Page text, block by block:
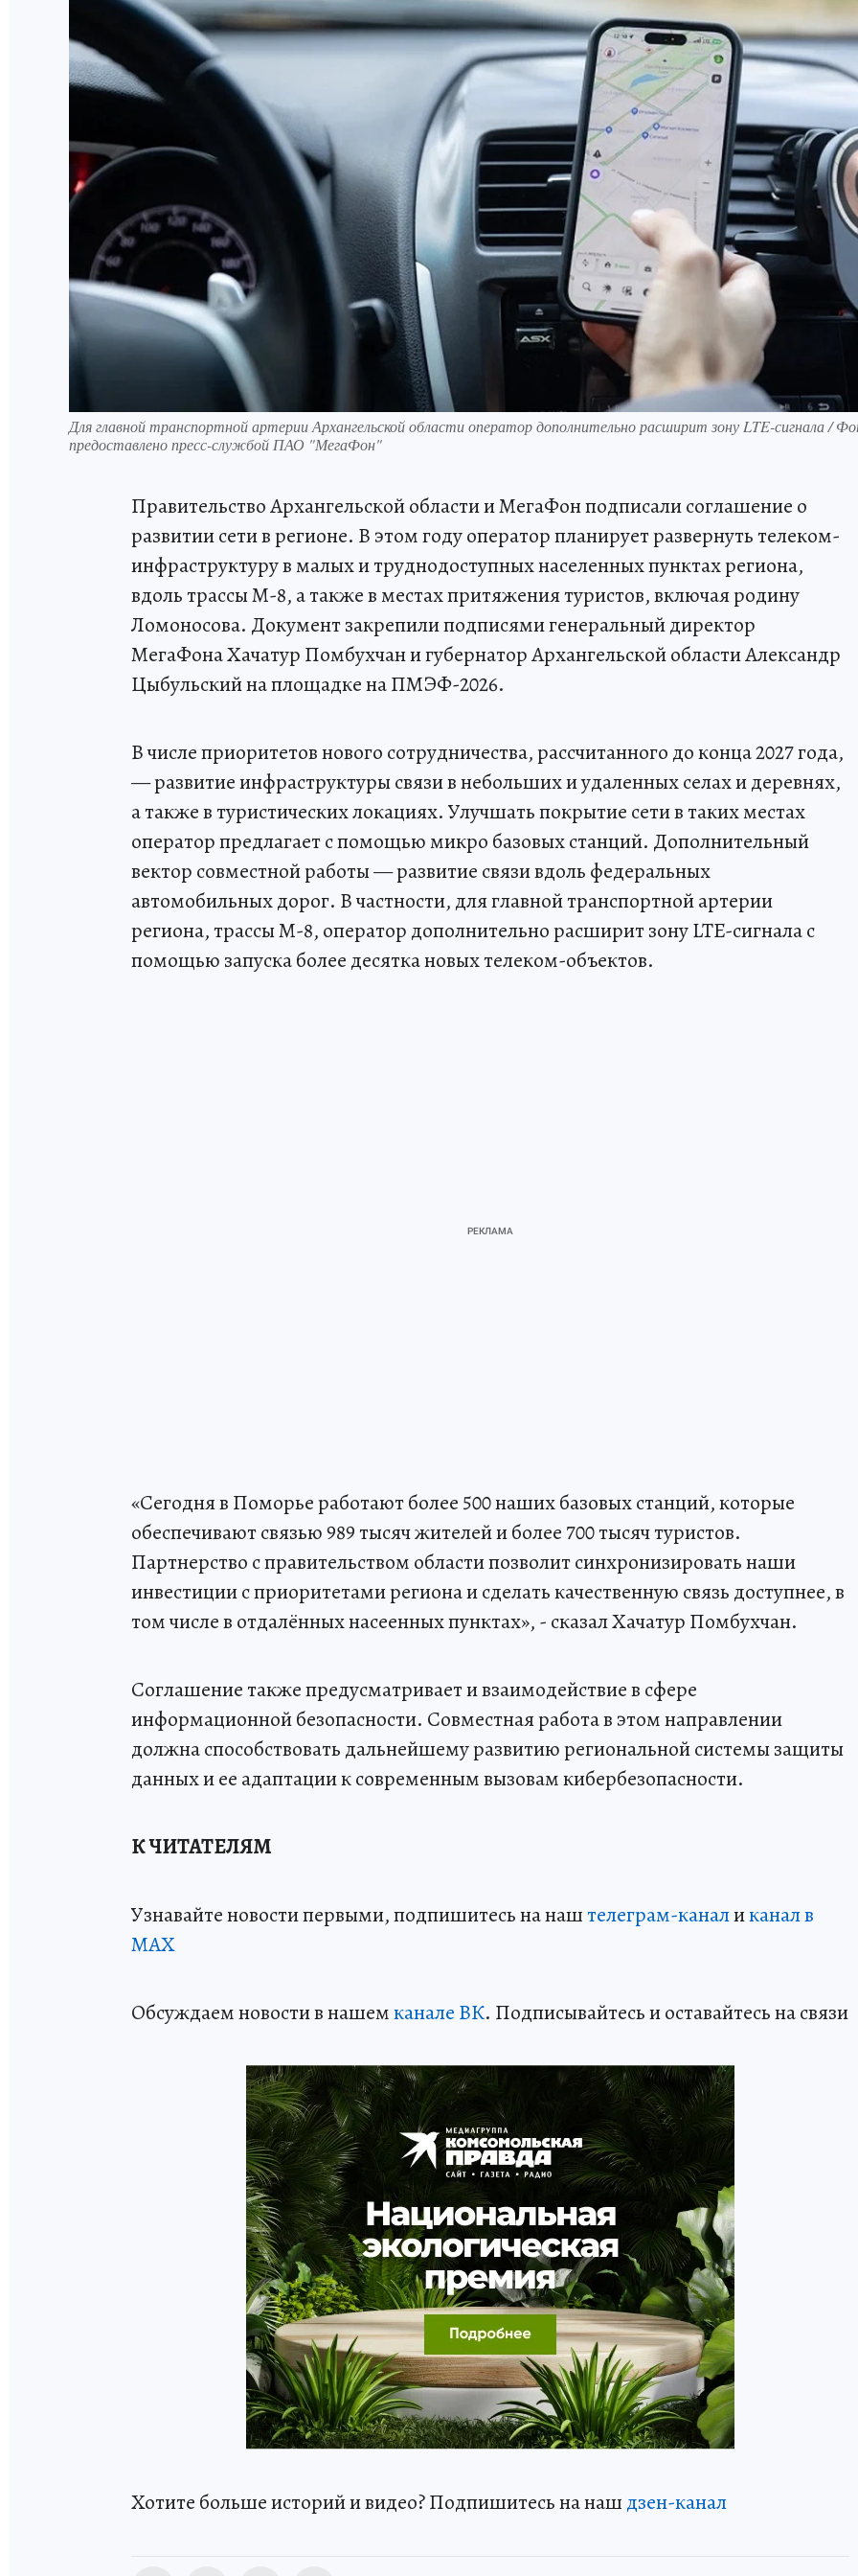
Для главной транспортной артерии Архангельской области оператор дополнительно расширит зону LTE-сигнала /
предоставлено пресс-службой ПАО "МегаФон"
Правительство Архангельской области и МегаФон подписали соглашение о
развитии сети в регионе. В этом году оператор планирует развернуть телеком-
инфраструктуру в малых и труднодоступных населенных пунктах региона,
вдоль трассы М-8, а также в местах притяжения туристов, включая родину
Ломоносова. Документ закрепили подписями генеральный директор
МегаФона Хачатур Помбухчан и губернатор Архангельской области Александр
Цыбульский на площадке на ПМЭФ-2026.
В числе приоритетов нового сотрудничества, рассчитанного до конца 2027 года,
— развитие инфраструктуры связи в небольших и удаленных селах и деревнях,
а также в туристических локациях. Улучшать покрытие сети в таких местах
оператор предлагает с помощью микро базовых станций. Дополнительный
вектор совместной работы — развитие связи вдоль федеральных
автомобильных дорог. В частности, для главной транспортной артерии
региона, трассы М-8, оператор дополнительно расширит зону LTE-сигнала с
помощью запуска более десятка новых телеком-объектов.
«Сегодня в Поморье работают более 500 наших базовых станций, которые
обеспечивают связью 989 тысяч жителей и более 700 тысяч туристов.
Партнерство с правительством области позволит синхронизировать наши
инвестиции с приоритетами региона и сделать качественную связь доступнее, в
том числе в отдалённых насеенных пунктах», - сказал Хачатур Помбухчан.
Соглашение также предусматривает и взаимодействие в сфере
информационной безопасности. Совместная работа в этом направлении
должна способствовать дальнейшему развитию региональной системы защиты
данных и ее адаптации к современным вызовам кибербезопасности.
К ЧИТАТЕЛЯМ
Узнавайте новости первыми, подпишитесь на наштелеграм-каналиканал в
МАХ
Обсуждаем новости в нашемканале ВК. Подписывайтесь и оставайтесь на связи
Хотите больше историй и видео? Подпишитесь на наш дзен-канал